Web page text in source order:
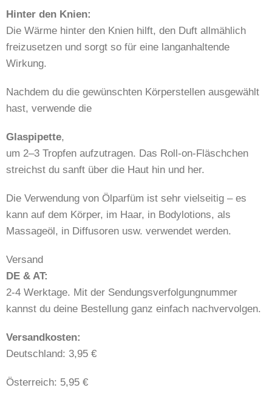
Hinter den Knien:
Die Wärme hinter den Knien hilft, den Duft allmählich
freizusetzen und sorgt so für eine langanhaltende
Wirkung.
Nachdem du die gewünschten Körperstellen ausgewählt
hast, verwende die
Glaspipette,
um 2–3 Tropfen aufzutragen. Das Roll-on-Fläschchen
streichst du sanft über die Haut hin und her.
Die Verwendung von Ölparfüm ist sehr vielseitig – es
kann auf dem Körper, im Haar, in Bodylotions, als
Massageöl, in Diffusoren usw. verwendet werden.
Versand
DE & AT:
2-4 Werktage. Mit der Sendungsverfolgungnummer
kannst du deine Bestellung ganz einfach nachvervolgen.
​​Versandkosten:
Deutschland: 3,95 €
Österreich: 5,95 €